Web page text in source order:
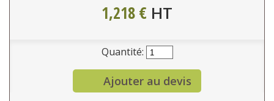
1,218 € HT
Quantité:
Ajouter au devis